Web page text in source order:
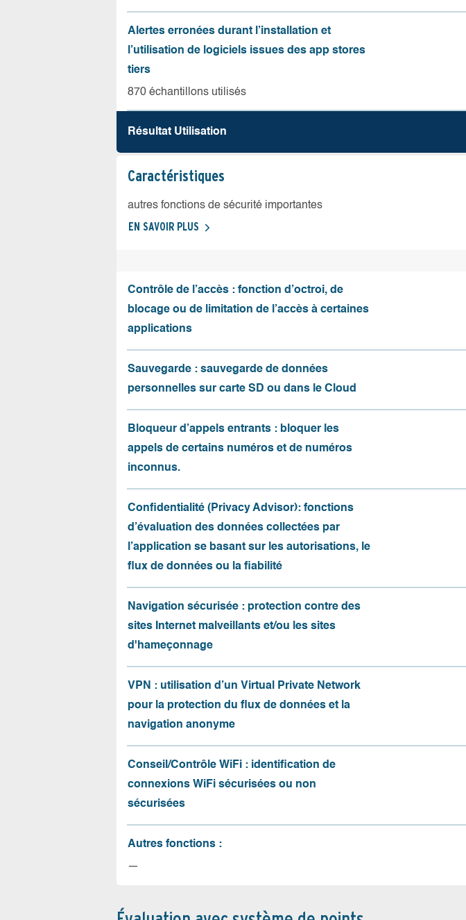
Alertes erronées durant l’installation et
l’utilisation de logiciels issues des app stores
tiers
870 échantillons utilisés
Résultat Utilisation
Caractéristiques
autres fonctions de sécurité importantes
EN SAVOIR PLUS
Contrôle de l’accès : fonction d’octroi, de
blocage ou de limitation de l’accès à certaines
applications
Sauvegarde : sauvegarde de données
personnelles sur carte SD ou dans le Cloud
Bloqueur d’appels entrants : bloquer les
appels de certains numéros et de numéros
inconnus.
Confidentialité (Privacy Advisor): fonctions
d’évaluation des données collectées par
l’application se basant sur les autorisations, le
flux de données ou la fiabilité
Navigation sécurisée : protection contre des
sites Internet malveillants et/ou les sites
d'hameçonnage
VPN : utilisation d’un Virtual Private Network
pour la protection du flux de données et la
navigation anonyme
Conseil/Contrôle WiFi : identification de
connexions WiFi sécurisées ou non
sécurisées
Autres fonctions :
—